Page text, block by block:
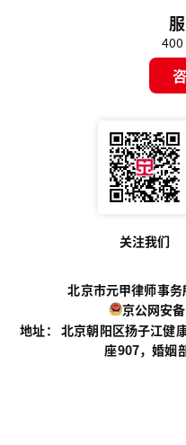
关注我们
北京市元甲律师事务
京公网安
地址： 北京朝阳区扬子江健
座907，婚姻